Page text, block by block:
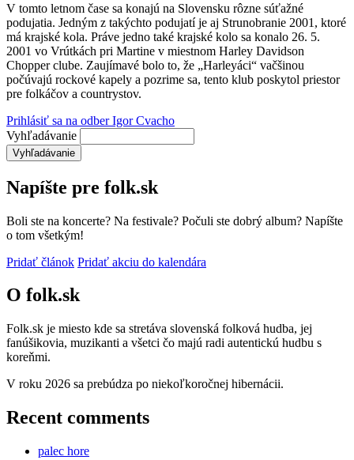
V tomto letnom čase sa konajú na Slovensku rôzne súťažné
podujatia. Jedným z takýchto podujatí je aj Strunobranie 2001, ktoré
má krajské kola. Práve jedno také krajské kolo sa konalo 26. 5.
2001 vo Vrútkách pri Martine v miestnom Harley Davidson
Chopper clube. Zaujímavé bolo to, že „Harleyáci“ vačšinou
počúvajú rockové kapely a pozrime sa, tento klub poskytol priestor
pre folkáčov a countrystov.
Prihlásiť sa na odber Igor Cvacho
Vyhľadávanie
Napíšte pre folk.sk
Boli ste na koncerte? Na festivale? Počuli ste dobrý album? Napíšte
o tom všetkým!
Pridať článok Pridať akciu do kalendára
O folk.sk
Folk.sk je miesto kde sa stretáva slovenská folková hudba, jej
fanúšikovia, muzikanti a všetci čo majú radi autentickú hudbu s
koreňmi.
V roku 2026 sa prebúdza po niekoľkoročnej hibernácii.
Recent comments
palec hore